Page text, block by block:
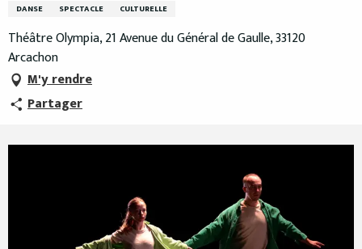
DANSE SPECTACLE CULTURELLE
Théâtre Olympia, 21 Avenue du Général de Gaulle, 33120
Arcachon
M'y rendre
Partager